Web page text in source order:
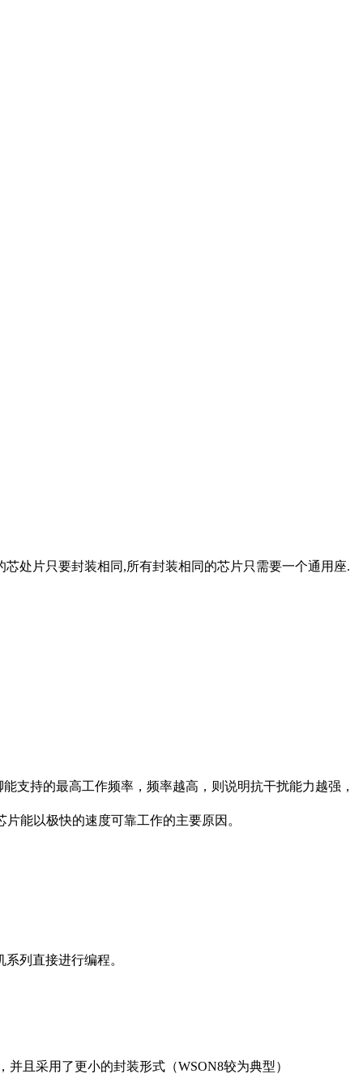
处片只要封装相同,所有封装相同的芯片只需要一个通用座.
支持的最高工作频率，频率越高，则说明抗干扰能力越强，
能以极快的速度可靠工作的主要原因。
列直接进行编程。
且采用了更小的封装形式（WSON8较为典型）